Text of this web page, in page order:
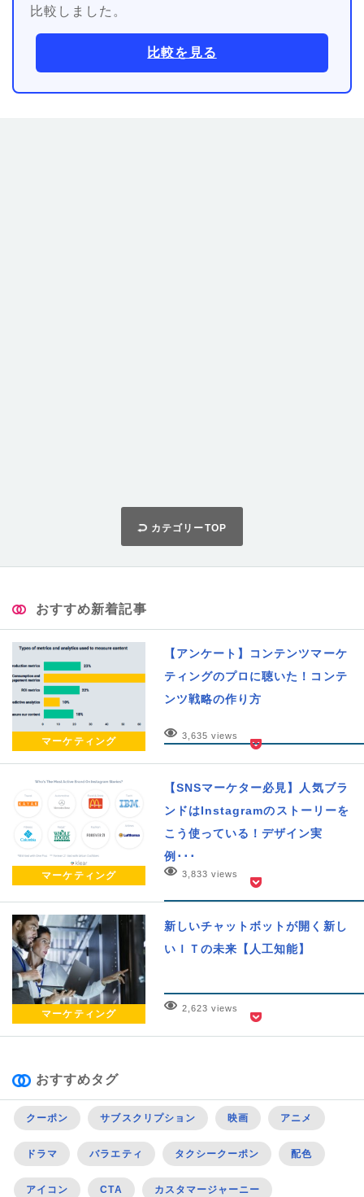
比較しました。
比較を見る
カテゴリーTOP
おすすめ新着記事
マーケティング
【アンケート】コンテンツマーケ
ティングのプロに聴いた！コンテ
ンツ戦略の作り方
3,635 views
マーケティング
【SNSマーケター必見】人気ブラ
ンドはInstagramのストーリーを
こう使っている！デザイン実
例･･･
3,833 views
マーケティング
新しいチャットボットが開く新し
いＩＴの未来【人工知能】
2,623 views
おすすめタグ
クーポン サブスクリプション 映画 アニメ
ドラマ バラエティ タクシークーポン 配色
アイコン CTA カスタマージャーニー